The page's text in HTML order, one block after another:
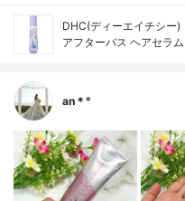
DHC(ディーエイチシー)
アフターバス ヘアセラム
an＊°